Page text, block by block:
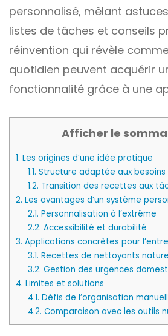
personnalisé, mêlant
listes de tâches et conseils
réinvention qui révèle
quotidien peuvent acquérir
fonctionnalité grâce à une
Afficher le
1. Les origines d’une idée pratique
1.1. Structure adaptée aux
1.2. Transition des recettes aux
2. Les avantages d’un système
2.1. Personnalisation à l’extrême
2.2. Accessibilité et durabilité
3. Applications concrètes pour
3.1. Recettes de nettoyants
3.2. Gestion des urgences
4. Limites et solutions
4.1. Défis de l’organisation
4.2. Comparaison avec les outils